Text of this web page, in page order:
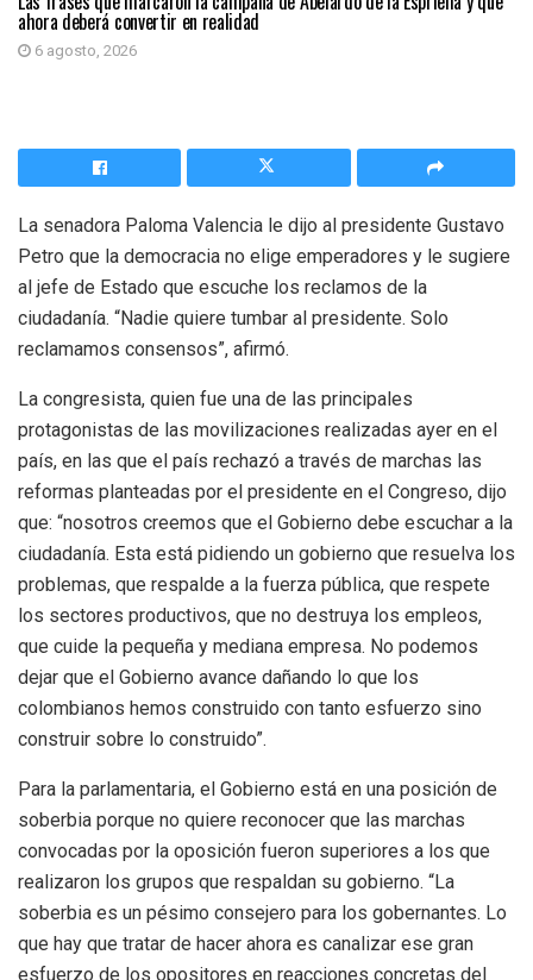
ahora deberá convertir en realidad
6 agosto, 2026
La senadora Paloma Valencia le dijo al presidente Gustavo
Petro que la democracia no elige emperadores y le sugiere
al jefe de Estado que escuche los reclamos de la
ciudadanía. “Nadie quiere tumbar al presidente. Solo
reclamamos consensos”, afirmó.
La congresista, quien fue una de las principales
protagonistas de las movilizaciones realizadas ayer en el
país, en las que el país rechazó a través de marchas las
reformas planteadas por el presidente en el Congreso, dijo
que: “nosotros creemos que el Gobierno debe escuchar a la
ciudadanía. Esta está pidiendo un gobierno que resuelva los
problemas, que respalde a la fuerza pública, que respete
los sectores productivos, que no destruya los empleos,
que cuide la pequeña y mediana empresa. No podemos
dejar que el Gobierno avance dañando lo que los
colombianos hemos construido con tanto esfuerzo sino
construir sobre lo construido”.
Para la parlamentaria, el Gobierno está en una posición de
soberbia porque no quiere reconocer que las marchas
convocadas por la oposición fueron superiores a los que
realizaron los grupos que respaldan su gobierno. “La
soberbia es un pésimo consejero para los gobernantes. Lo
que hay que tratar de hacer ahora es canalizar ese gran
esfuerzo de los opositores en reacciones concretas del